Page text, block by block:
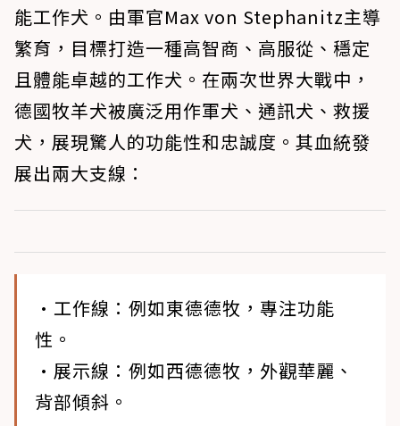
能工作犬。由軍官Max von Stephanitz主導
繁育，目標打造一種高智商、高服從、穩定
且體能卓越的工作犬。在兩次世界大戰中，
德國牧羊犬被廣泛用作軍犬、通訊犬、救援
犬，展現驚人的功能性和忠誠度。其血統發
展出兩大支線：
•工作線 ：例如東德德牧，專注功能
性。
•展示線 ：例如西德德牧，外觀華麗、
背部傾斜。